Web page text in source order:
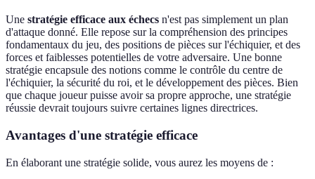
Une stratégie efficace aux échecs n'est pas simplement un plan
d'attaque donné. Elle repose sur la compréhension des principes
fondamentaux du jeu, des positions de pièces sur l'échiquier, et des
forces et faiblesses potentielles de votre adversaire. Une bonne
stratégie encapsule des notions comme le contrôle du centre de
l'échiquier, la sécurité du roi, et le développement des pièces. Bien
que chaque joueur puisse avoir sa propre approche, une stratégie
réussie devrait toujours suivre certaines lignes directrices.
Avantages d'une stratégie efficace
En élaborant une stratégie solide, vous aurez les moyens de :